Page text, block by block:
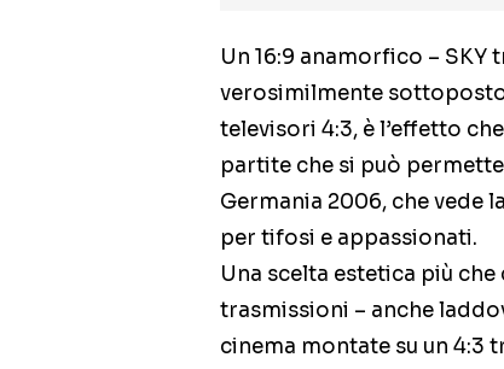
Un 16:9 anamorfico – SKY
verosimilmente
televisori 4:3, è l’effetto
partite che si può
Germania 2006, che vede
per tifosi e appassionati.
Una scelta estetica più
trasmissioni – anche
cinema montate su un 4:3